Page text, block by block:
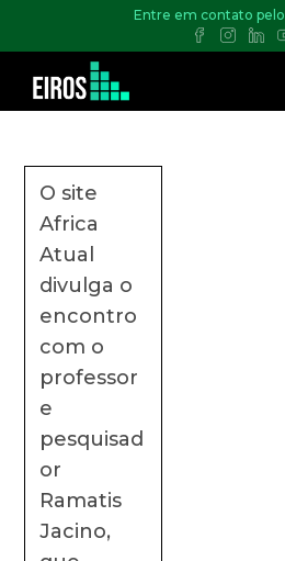
Entre em contato
O site
Africa
Atual
divulga o
encontro
com o
professor
e
pesquisad
or
Ramatis
Jacino,